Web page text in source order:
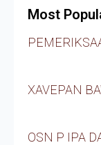
Most
XAVEPAN
OSN P IPA